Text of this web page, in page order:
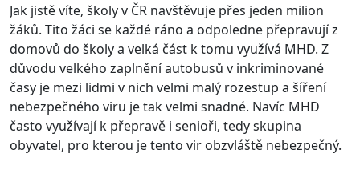
Jak jistě víte, školy v ČR navštěvuje přes jeden milion
žáků. Tito žáci se každé ráno a odpoledne přepravují z
domovů do školy a velká část k tomu využívá MHD. Z
důvodu velkého zaplnění autobusů v inkriminované
časy je mezi lidmi v nich velmi malý rozestup a šíření
nebezpečného viru je tak velmi snadné. Navíc MHD
často využívají k přepravě i senioři, tedy skupina
obyvatel, pro kterou je tento vir obzvláště nebezpečný.